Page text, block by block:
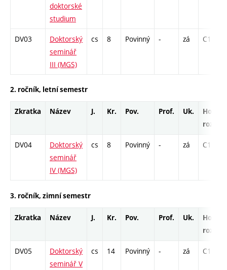
doktorské
studium
DV03
Doktorský
seminář
III (MGS)
cs 8 Povinný - zá C1 - 78
2. ročník, letní semestr
Zkratka Název J. Kr. Pov. Prof. Uk.
Hod.
rozsah
DV04
Doktorský
seminář
IV (MGS)
cs 8 Povinný - zá C1 - 78
3. ročník, zimní semestr
Zkratka Název J. Kr. Pov. Prof. Uk.
Hod.
rozsah
DV05
Doktorský
seminář V
cs 14 Povinný - zá C1 - 78